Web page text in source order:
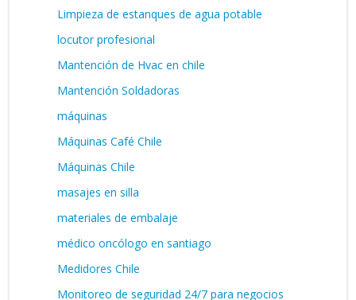
Limpieza de estanques de agua potable
locutor profesional
Mantención de Hvac en chile
Mantención Soldadoras
máquinas
Máquinas Café Chile
Máquinas Chile
masajes en silla
materiales de embalaje
médico oncólogo en santiago
Medidores Chile
Monitoreo de seguridad 24/7 para negocios